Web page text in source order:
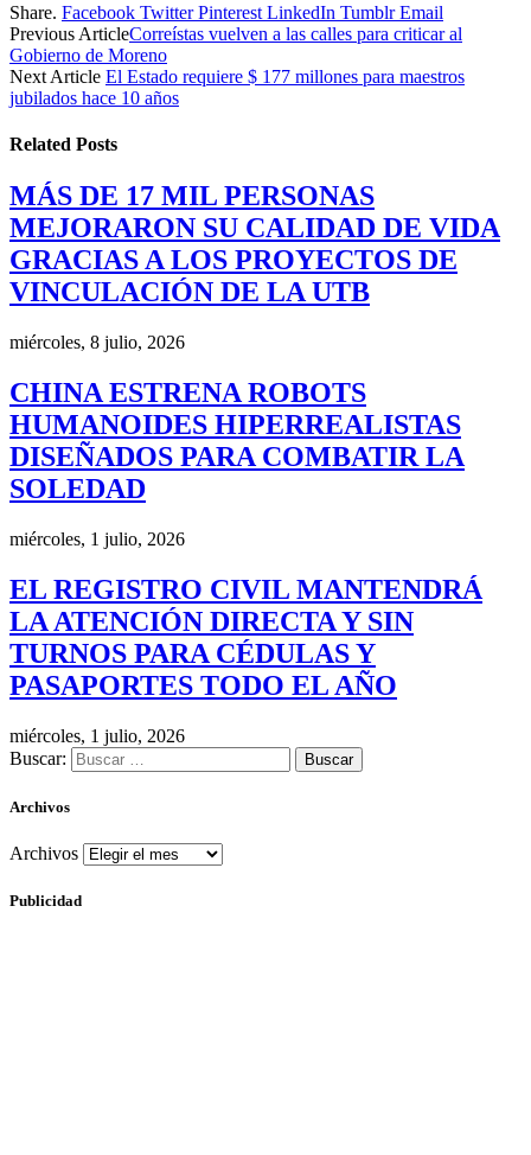
Share. Facebook Twitter Pinterest LinkedIn Tumblr Email
Previous ArticleCorreístas vuelven a las calles para criticar al
Gobierno de Moreno
Next Article El Estado requiere $ 177 millones para maestros
jubilados hace 10 años
Related Posts
MÁS DE 17 MIL PERSONAS
MEJORARON SU CALIDAD DE VIDA
GRACIAS A LOS PROYECTOS DE
VINCULACIÓN DE LA UTB
miércoles, 8 julio, 2026
CHINA ESTRENA ROBOTS
HUMANOIDES HIPERREALISTAS
DISEÑADOS PARA COMBATIR LA
SOLEDAD
miércoles, 1 julio, 2026
EL REGISTRO CIVIL MANTENDRÁ
LA ATENCIÓN DIRECTA Y SIN
TURNOS PARA CÉDULAS Y
PASAPORTES TODO EL AÑO
miércoles, 1 julio, 2026
Buscar:
Archivos
Archivos
Publicidad